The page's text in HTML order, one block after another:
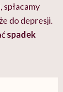
do depresji.
spadek